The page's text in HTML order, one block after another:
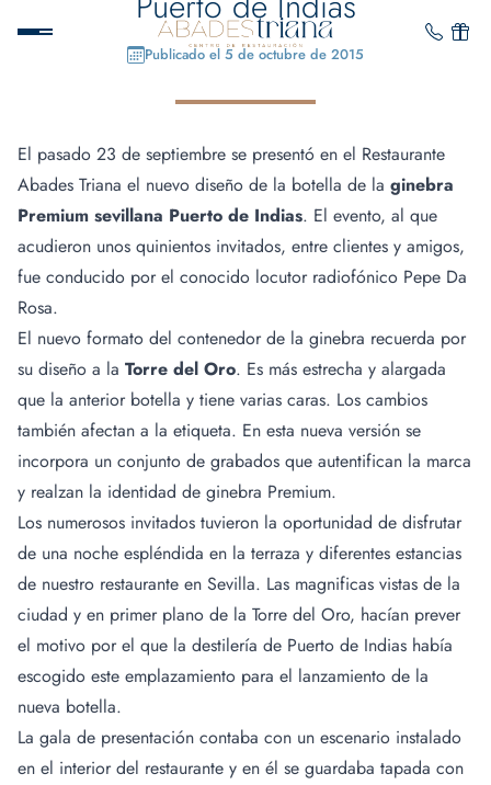
Publicado el 5 de octubre de 2015
El pasado 23 de septiembre se presentó en el Restaurante
Abades Triana el nuevo diseño de la botella de la ginebra
Premium sevillana Puerto de Indias. El evento, al que
acudieron unos quinientos invitados, entre clientes y amigos,
fue conducido por el conocido locutor radiofónico Pepe Da
Rosa.
El nuevo formato del contenedor de la ginebra recuerda por
su diseño a la Torre del Oro. Es más estrecha y alargada
que la anterior botella y tiene varias caras. Los cambios
también afectan a la etiqueta. En esta nueva versión se
incorpora un conjunto de grabados que autentifican la marca
y realzan la identidad de ginebra Premium.
Los numerosos invitados tuvieron la oportunidad de disfrutar
de una noche espléndida en la terraza y diferentes estancias
de nuestro restaurante en Sevilla. Las magnificas vistas de la
ciudad y en primer plano de la Torre del Oro, hacían prever
el motivo por el que la destilería de Puerto de Indias había
escogido este emplazamiento para el lanzamiento de la
nueva botella.
La gala de presentación contaba con un escenario instalado
en el interior del restaurante y en él se guardaba tapada con